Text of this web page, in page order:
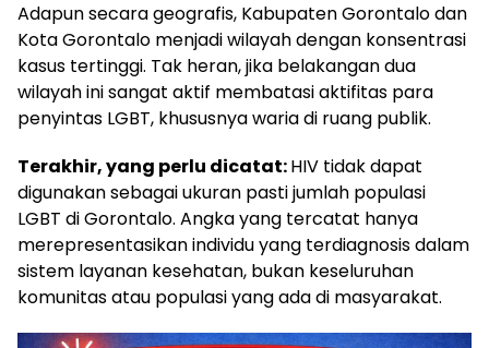
Adapun secara geografis, Kabupaten Gorontalo dan
Kota Gorontalo menjadi wilayah dengan konsentrasi
kasus tertinggi. Tak heran, jika belakangan dua
wilayah ini sangat aktif membatasi aktifitas para
penyintas LGBT, khususnya waria di ruang publik.‎‎
Terakhir, yang perlu dicatat:HIV tidak dapat
digunakan sebagai ukuran pasti jumlah populasi
LGBT di Gorontalo. Angka yang tercatat hanya
merepresentasikan individu yang terdiagnosis dalam
sistem layanan kesehatan, bukan keseluruhan
komunitas atau populasi yang ada di masyarakat.‎